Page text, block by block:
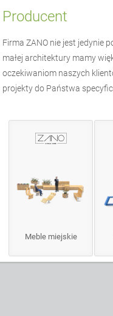
Producent
FirmaZANO nie jest jedynie
małej architektury mamy
oczekiwaniom naszych
projekty do Państwa
Meble miejskie